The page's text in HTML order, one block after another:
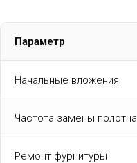
Параметр
Начальные вложения
Частота замены полотна
Ремонт фурнитуры